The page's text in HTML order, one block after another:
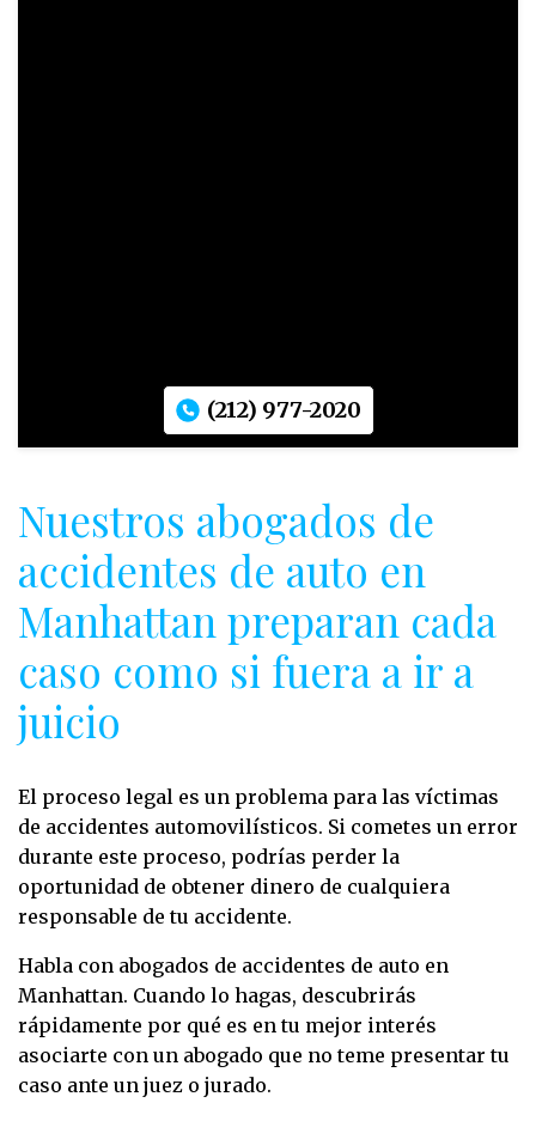
(212) 977-2020
Nuestros abogados de
accidentes de auto en
Manhattan preparan cada
caso como si fuera a ir a
juicio
El proceso legal es un problema para las víctimas
de accidentes automovilísticos. Si cometes un error
durante este proceso, podrías perder la
oportunidad de obtener dinero de cualquiera
responsable de tu accidente.
Habla con abogados de accidentes de auto en
Manhattan. Cuando lo hagas, descubrirás
rápidamente por qué es en tu mejor interés
asociarte con un abogado que no teme presentar tu
caso ante un juez o jurado.